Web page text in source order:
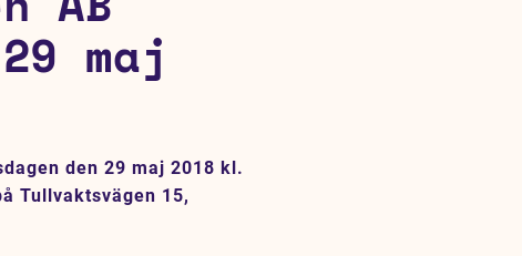
maj
den 29 maj 2018 kl.
Tullvaktsvägen 15,